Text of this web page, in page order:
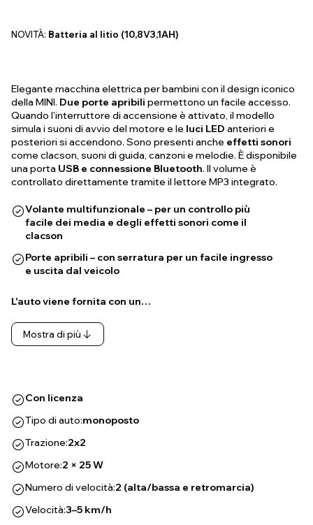
NOVITÀ: Batteria al litio (10,8V3,1AH)
Elegante macchina elettrica per bambini con il design iconico
della MINI. Due porte apribili permettono un facile accesso.
Quando l'interruttore di accensione è attivato, il modello
simula i suoni di avvio del motore e le luci LED anteriori e
posteriori si accendono. Sono presenti anche effetti sonori
come clacson, suoni di guida, canzoni e melodie. È disponibile
una porta USB e connessione Bluetooth. Il volume è
controllato direttamente tramite il lettore MP3 integrato.
Volante multifunzionale – per un controllo più
facile dei media e degli effetti sonori come il
clacson
Porte apribili – con serratura per un facile ingresso
e uscita dal veicolo
L'auto viene fornita con un…
Mostra di più
Con licenza
Tipo di auto:monoposto
Trazione:2x2
Motore:2 × 25 W
Numero di velocità:2 (alta/bassa e retromarcia)
Velocità:3–5 km/h